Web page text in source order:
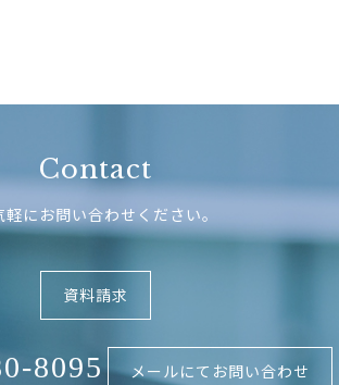
Contact
軽にお問い合わせください。
資料請求
8095 メールにてお問い合わせ